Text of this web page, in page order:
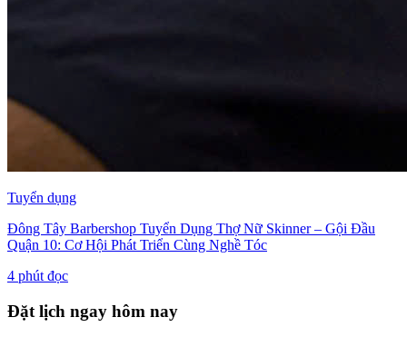
Tuyển dụng
Đông Tây Barbershop Tuyển Dụng Thợ Nữ Skinner – Gội Đầu
Quận 10: Cơ Hội Phát Triển Cùng Nghề Tóc
4 phút đọc
Đặt lịch ngay hôm nay